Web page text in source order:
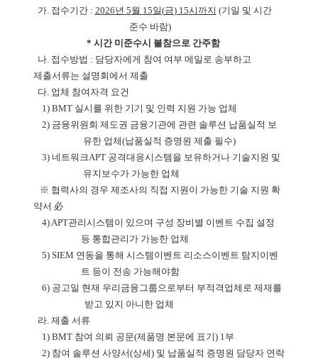
가. 접수기간 : 2026년 5월 15일(금) 15시까지 (기일 및 시간
준수 바람)
* 시간 미준수시 불참으로 간주함
나. 접수방법 : 담당자에게 참여 여부 메일로 송부하고
제출서류는 설명회에서 제출
다. 업체 참여자격 요건
1) BMT 실시를 위한 기기 및 인력 지원 가능 업체
2) 금융위원회 제도권 금융기관에 관련 솔루션 납품실적 보
유한 업체(납품실적 증명원 제출 필수)
3) 네트워크APT 공격대응시스템을 보유하거나 기술지원 및
유지보수가 가능한 업체
※ 협력사의 경우 제조사의 직접 지원이 가능한 기술 지원 확
약서 必
4) APT관리시스템이 있으며 구성 장비별 이벤트 수집 설정
등 통합관리가 가능한 업체
5) SIEM 연동을 통해 시스템이벤트 리소스이벤트 탐지이벤
트 등이 전송 가능해야함
6) 공고일 현재 우리금융그룹으로부터 부적격업체로 제재를
받고 있지 아니한 업체
라. 제출 서류
1) BMT 참여 의뢰 공문(제품명 본문에 표기) 1부
2) 참여 솔루션 사양서(상세) 및 납품실적 증명원 담당자 연락